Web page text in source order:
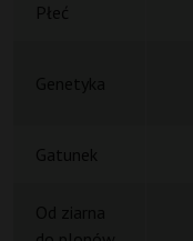
Płeć
Gatunek